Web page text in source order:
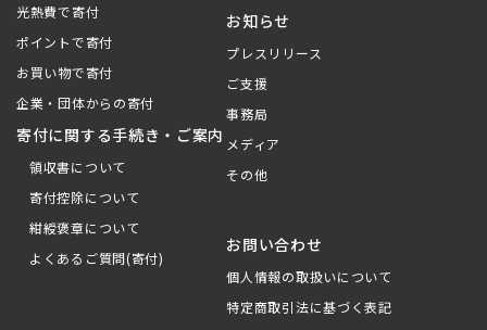
光熱費で寄付
ポイントで寄付
お買い物で寄付
企業・団体からの寄付
寄付に関する手続き・ご案内
領収書について
寄付控除について
紺綬褒章について
よくあるご質問(寄付)
お知らせ
プレスリリース
ご支援
事務局
メディア
その他
お問い合わせ
個人情報の取扱いについて
特定商取引法に基づく表記